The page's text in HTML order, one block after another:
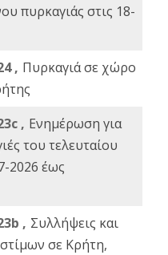
πυρκαγιάς στις 18-
, Πυρκαγιά σε χώρο
, Ενημέρωση για
του τελευταίου
2026 έως
, Συλλήψεις και
σε Κρήτη,